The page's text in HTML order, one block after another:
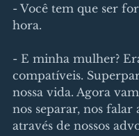
- Você tem que ser
hora.
- E minha mulher?
compatíveis.
nossa vida. Agora
nos separar, nos falar
através de nossos